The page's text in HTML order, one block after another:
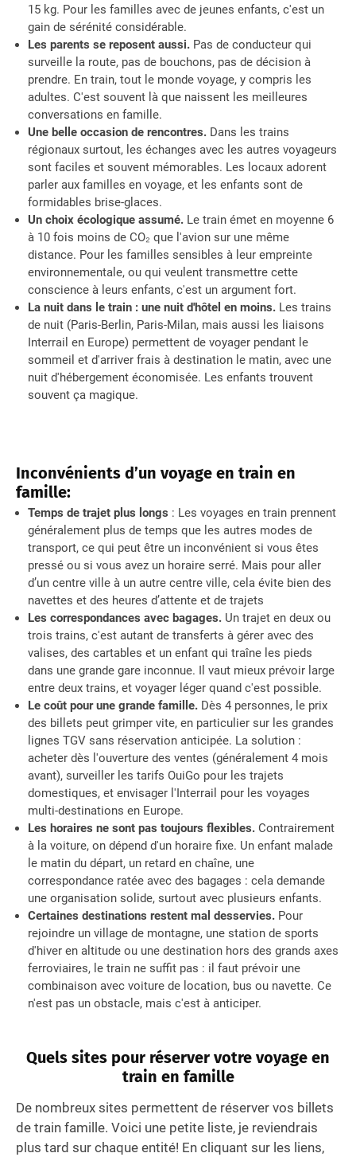
15 kg. Pour les familles avec de jeunes enfants, c'est un
gain de sérénité considérable.
Les parents se reposent aussi. Pas de conducteur qui
surveille la route, pas de bouchons, pas de décision à
prendre. En train, tout le monde voyage, y compris les
adultes. C'est souvent là que naissent les meilleures
conversations en famille.
Une belle occasion de rencontres. Dans les trains
régionaux surtout, les échanges avec les autres voyageurs
sont faciles et souvent mémorables. Les locaux adorent
parler aux familles en voyage, et les enfants sont de
formidables brise-glaces.
Un choix écologique assumé. Le train émet en moyenne 6
à 10 fois moins de CO₂ que l'avion sur une même
distance. Pour les familles sensibles à leur empreinte
environnementale, ou qui veulent transmettre cette
conscience à leurs enfants, c'est un argument fort.
La nuit dans le train : une nuit d'hôtel en moins. Les trains
de nuit (Paris-Berlin, Paris-Milan, mais aussi les liaisons
Interrail en Europe) permettent de voyager pendant le
sommeil et d'arriver frais à destination le matin, avec une
nuit d'hébergement économisée. Les enfants trouvent
souvent ça magique.
Inconvénients d’un voyage en train en
famille:
Temps de trajet plus longs : Les voyages en train prennent
généralement plus de temps que les autres modes de
transport, ce qui peut être un inconvénient si vous êtes
pressé ou si vous avez un horaire serré. Mais pour aller
d’un centre ville à un autre centre ville, cela évite bien des
navettes et des heures d’attente et de trajets
Les correspondances avec bagages. Un trajet en deux ou
trois trains, c'est autant de transferts à gérer avec des
valises, des cartables et un enfant qui traîne les pieds
dans une grande gare inconnue. Il vaut mieux prévoir large
entre deux trains, et voyager léger quand c'est possible.
Le coût pour une grande famille. Dès 4 personnes, le prix
des billets peut grimper vite, en particulier sur les grandes
lignes TGV sans réservation anticipée. La solution :
acheter dès l'ouverture des ventes (généralement 4 mois
avant), surveiller les tarifs OuiGo pour les trajets
domestiques, et envisager l'Interrail pour les voyages
multi-destinations en Europe.
Les horaires ne sont pas toujours flexibles. Contrairement
à la voiture, on dépend d'un horaire fixe. Un enfant malade
le matin du départ, un retard en chaîne, une
correspondance ratée avec des bagages : cela demande
une organisation solide, surtout avec plusieurs enfants.
Certaines destinations restent mal desservies. Pour
rejoindre un village de montagne, une station de sports
d'hiver en altitude ou une destination hors des grands axes
ferroviaires, le train ne suffit pas : il faut prévoir une
combinaison avec voiture de location, bus ou navette. Ce
n'est pas un obstacle, mais c'est à anticiper.
Quels sites pour réserver votre voyage en
train en famille
De nombreux sites permettent de réserver vos billets
de train famille. Voici une petite liste, je reviendrais
plus tard sur chaque entité! En cliquant sur les liens,